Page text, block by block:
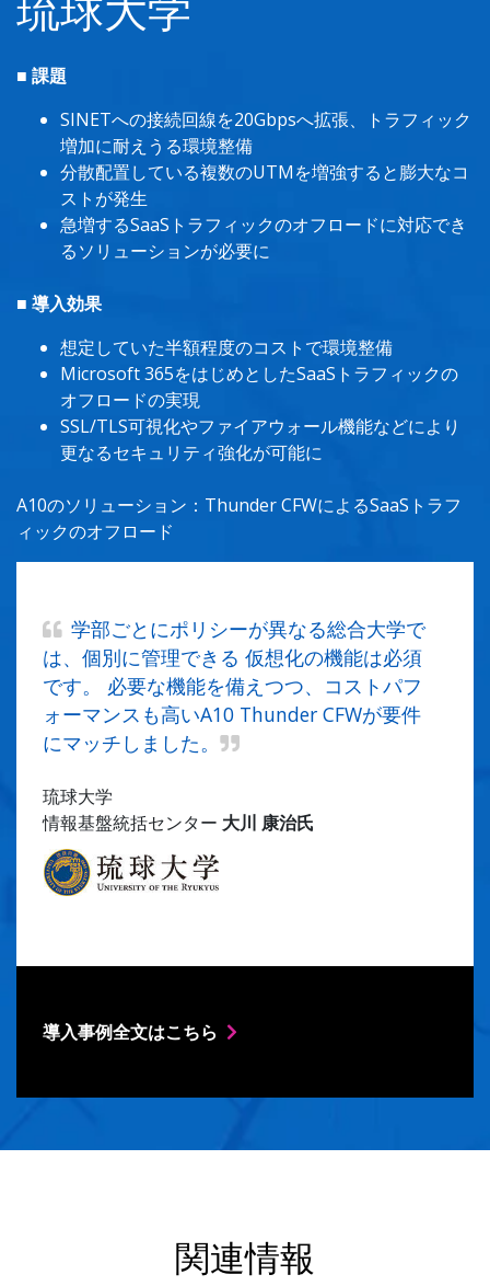
■ 課題
SINETへの接続回線を20Gbpsへ拡張、トラフィック
増加に耐えうる環境整備
分散配置している複数のUTMを増強すると膨大なコ
ストが発生
急増するSaaSトラフィックのオフロードに対応でき
るソリューションが必要に
■ 導入効果
想定していた半額程度のコストで環境整備
Microsoft 365をはじめとしたSaaSトラフィックの
オフロードの実現
SSL/TLS可視化やファイアウォール機能などにより
更なるセキュリティ強化が可能に
A10のソリューション：Thunder CFWによるSaaSトラフ
ィックのオフロード
学部ごとにポリシーが異なる総合大学で
は、個別に管理できる 仮想化の機能は必須
です。 必要な機能を備えつつ、コストパフ
ォーマンスも高いA10 Thunder CFWが要件
にマッチしました。
琉球大学
情報基盤統括センター 大川 康治氏
導入事例全文はこちら
関連情報